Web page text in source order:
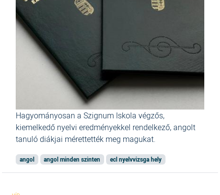
Hagyományosan a Szignum Iskola végzős,
kiemelkedő nyelvi eredményekkel rendelkező, angolt
tanuló diákjai mérettették meg magukat.
angol angol minden szinten ecl nyelvvizsga hely